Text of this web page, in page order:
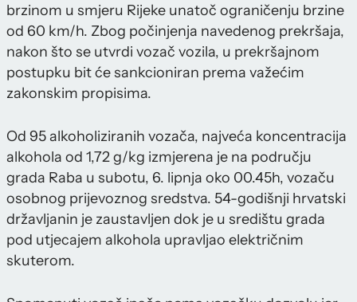
brzinom u smjeru Rijeke unatoč ograničenju brzine
od 60 km/h. Zbog počinjenja navedenog prekršaja,
nakon što se utvrdi vozač vozila, u prekršajnom
postupku bit će sankcioniran prema važećim
zakonskim propisima.
Od 95 alkoholiziranih vozača, najveća koncentracija
alkohola od 1,72 g/kg izmjerena je na području
grada Raba u subotu, 6. lipnja oko 00.45h, vozaču
osobnog prijevoznog sredstva. 54-godišnji hrvatski
državljanin je zaustavljen dok je u središtu grada
pod utjecajem alkohola upravljao električnim
skuterom.